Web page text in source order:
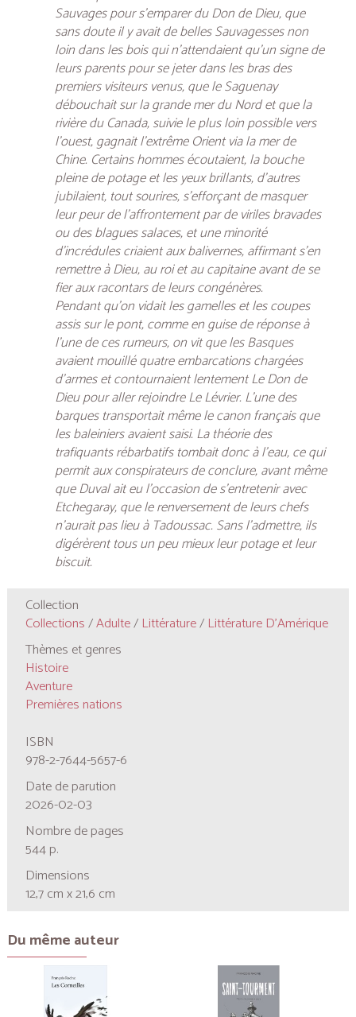
Sauvages pour s’emparer duDon de Dieu, que
sans doute il y avait de belles Sauvagesses non
loin dans les bois qui n’attendaient qu’un signe de
leurs parents pour se jeter dans les bras des
premiers visiteurs venus, que le Saguenay
débouchait sur la grande mer du Nord et que la
rivière du Canada, suivie le plus loin possible vers
l’ouest, gagnait l’extrême Orient via la mer de
Chine. Certains hommes écoutaient, la bouche
pleine de potage et les yeux brillants, d’autres
jubilaient, tout sourires, s’efforçant de masquer
leur peur de l’affrontement par de viriles bravades
ou des blagues salaces, et une minorité
d’incrédules criaient aux balivernes, affirmant s’en
remettre à Dieu, au roi et au capitaine avant de se
fier aux racontars de leurs congénères.
Pendant qu’on vidait les gamelles et les coupes
assis sur le pont, comme en guise de réponse à
l’une de ces rumeurs, on vit que les Basques
avaient mouillé quatre embarcations chargées
d’armes et contournaient lentementLe Don de
Dieupour aller rejoindreLe Lévrier. L’une des
barques transportait même le canon français que
les baleiniers avaient saisi. La théorie des
trafiquants rébarbatifs tombait donc à l’eau, ce qui
permit aux conspirateurs de conclure, avant même
que Duval ait eu l’occasion de s’entretenir avec
Etchegaray, que le renversement de leurs chefs
n’aurait pas lieu à Tadoussac. Sans l’admettre, ils
digérèrent tous un peu mieux leur potage et leur
biscuit.
Collection
Collections/Adulte/ Littérature/ Littérature D'Amérique
Thèmes et genres
Histoire
Aventure
Premières nations
ISBN
978-2-7644-5657-6
Date de parution
2026-02-03
Nombre de pages
544 p.
Dimensions
12,7 cm x 21,6 cm
Du même auteur